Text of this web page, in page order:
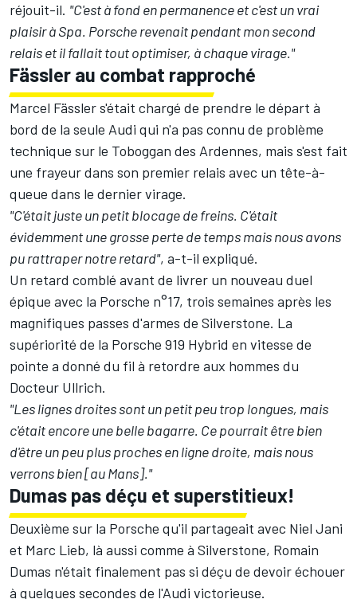
réjouit-il. "C'est à fond en permanence et c'est un vrai
plaisir à Spa. Porsche revenait pendant mon second
relais et il fallait tout optimiser, à chaque virage."
Fässler au combat rapproché
Marcel Fässler s'était chargé de prendre le départ à
bord de la seule Audi qui n'a pas connu de problème
technique sur le Toboggan des Ardennes, mais s'est fait
une frayeur dans son premier relais avec un tête-à-
queue dans le dernier virage.
"C'était juste un petit blocage de freins. C'était
évidemment une grosse perte de temps mais nous avons
pu rattraper notre retard", a-t-il expliqué.
Un retard comblé avant de livrer un nouveau duel
épique avec la Porsche n°17, trois semaines après les
magnifiques passes d'armes de Silverstone. La
supériorité de la Porsche 919 Hybrid en vitesse de
pointe a donné du fil à retordre aux hommes du
Docteur Ullrich.
"Les lignes droites sont un petit peu trop longues, mais
c'était encore une belle bagarre. Ce pourrait être bien
d'être un peu plus proches en ligne droite, mais nous
verrons bien [au Mans]."
Dumas pas déçu et superstitieux!
Deuxième sur la Porsche qu'il partageait avec Niel Jani
et Marc Lieb, là aussi comme à Silverstone, Romain
Dumas n'était finalement pas si déçu de devoir échouer
à quelques secondes de l'Audi victorieuse.